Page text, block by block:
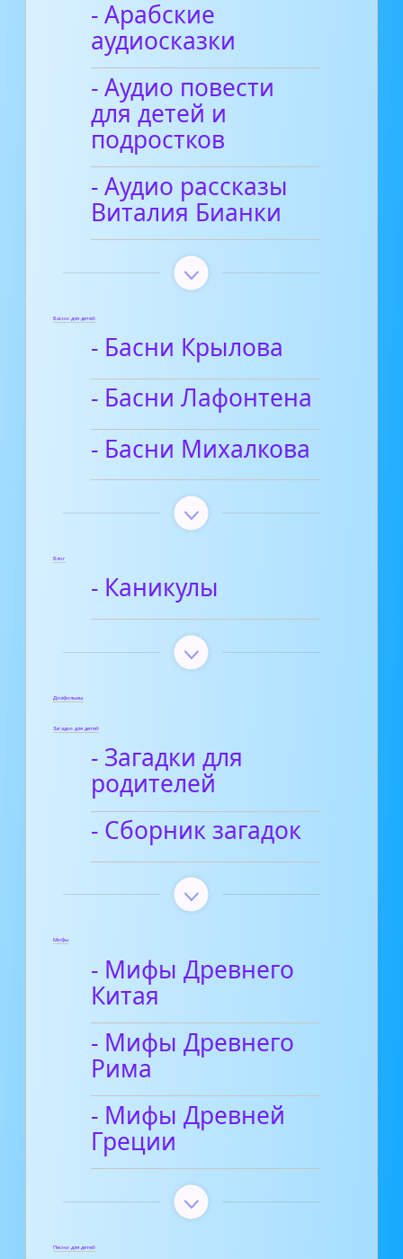
- Арабские
аудиосказки
- Аудио повести
для детей и
подростков
- Аудио рассказы
Виталия Бианки
Басни для детей
- Басни Крылова
- Басни Лафонтена
- Басни Михалкова
Блог
- Каникулы
Диафильмы
Загадки для детей
- Загадки для
родителей
- Сборник загадок
Мифы
- Мифы Древнего
Китая
- Мифы Древнего
Рима
- Мифы Древней
Греции
Песни для детей